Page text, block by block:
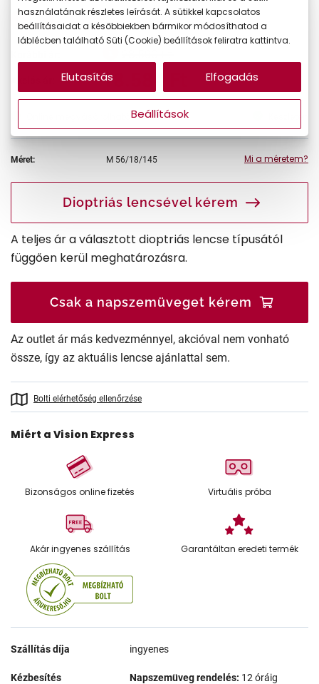
-35%
18.584 Ft
Méret: M 56/18/145 Mi a méretem?
Dioptriás lencsével kérem
A teljes ár a választott dioptriás lencse típusától
függően kerül meghatározásra.
Csak a napszemüveget kérem
Az outlet ár más kedvezménnyel, akcióval nem vonható
össze, így az aktuális lencse ajánlattal sem.
Bolti elérhetőség ellenőrzése
Miért a Vision Express
Bizonságos online fizetés Virtuális próba
Akár ingyenes szállítás Garantáltan eredeti termék
Szállítás díja ingyenes
Kézbesítés Napszemüveg rendelés: 12 óráig
használatának részletes leírását. A sütikkel kapcsolatos
beállításaidat a későbbiekben bármikor módosíthatod a
láblécben található Süti (Cookie) beállítások feliratra kattintva.
Beállítások
Elutasítás Elfogadás